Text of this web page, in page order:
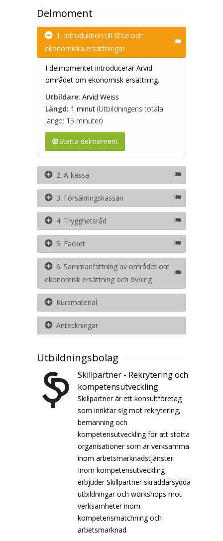
Delmoment
1. Introduktion till Stöd och
ekonomiska ersättningar
I delmomentet introducerar Arvid
området om ekonomisk ersättning.
Utbildare: Arvid Weiss
Längd: 1 minut (Utbildningens totala
längd: 15 minuter)
Starta delmoment
2. A-kassa
3. Försäkringskassan
4. Trygghetsråd
5. Facket
6. Sammanfattning av området om
ekonomisk ersättning och övning
Kursmaterial
Anteckningar
Utbildningsbolag
Skillpartner - Rekrytering och
kompetensutveckling
Skillpartner är ett konsultföretag
som inriktar sig mot rekrytering,
bemanning och
kompetensutveckling för att stötta
organisationer som är verksamma
inom arbetsmarknadstjänster.
Inom kompetensutveckling
erbjuder Skillpartner skräddarsydda
utbildningar och workshops mot
verksamheter inom
kompetensmatchning och
arbetsmarknad.